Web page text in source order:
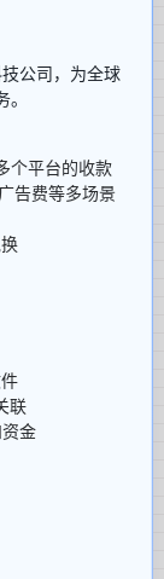
公司，为全球
个平台的收款
告费等多场景
联
金